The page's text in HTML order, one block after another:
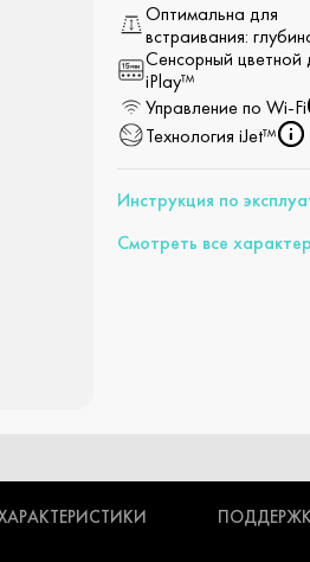
Оптимальна для
встраивания:
Сенсорный цветной
iPlay™
Управление по Wi-Fi
Технология iJet™
Инструкция по
Смотреть все